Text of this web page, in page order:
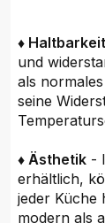
♦ Haltbarkeit
und
als
seine
♦ Ästhetik -
erhältlich,
jeder Küche
modern als